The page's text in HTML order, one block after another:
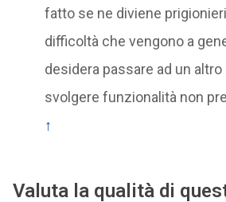
fatto se ne diviene
difficoltà che vengono a
desidera passare ad un
svolgere funzionalità non
↑
Valuta la qualità di